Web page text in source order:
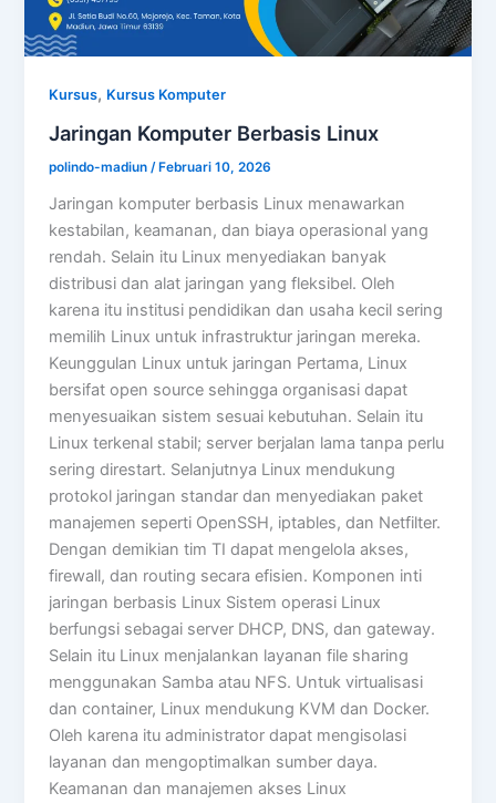
Kursus, Kursus Komputer
Jaringan Komputer Berbasis Linux
polindo-madiun /Februari 10, 2026
Jaringan komputer berbasis Linux menawarkan
kestabilan, keamanan, dan biaya operasional yang
rendah. Selain itu Linux menyediakan banyak
distribusi dan alat jaringan yang fleksibel. Oleh
karena itu institusi pendidikan dan usaha kecil sering
memilih Linux untuk infrastruktur jaringan mereka.
Keunggulan Linux untuk jaringan Pertama, Linux
bersifat open source sehingga organisasi dapat
menyesuaikan sistem sesuai kebutuhan. Selain itu
Linux terkenal stabil; server berjalan lama tanpa perlu
sering direstart. Selanjutnya Linux mendukung
protokol jaringan standar dan menyediakan paket
manajemen seperti OpenSSH, iptables, dan Netfilter.
Dengan demikian tim TI dapat mengelola akses,
firewall, dan routing secara efisien. Komponen inti
jaringan berbasis Linux Sistem operasi Linux
berfungsi sebagai server DHCP, DNS, dan gateway.
Selain itu Linux menjalankan layanan file sharing
menggunakan Samba atau NFS. Untuk virtualisasi
dan container, Linux mendukung KVM dan Docker.
Oleh karena itu administrator dapat mengisolasi
layanan dan mengoptimalkan sumber daya.
Keamanan dan manajemen akses Linux